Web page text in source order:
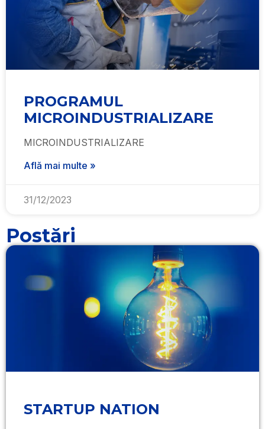
PROGRAMUL
MICROINDUSTRIALIZARE
MICROINDUSTRIALIZARE
Află mai multe »
31/12/2023
Postări
STARTUP NATION